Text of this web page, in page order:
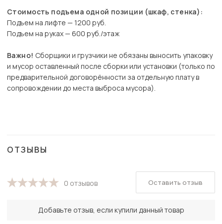
Стоимость подъема одной позиции (шкаф, стенка):
Подъем на лифте — 1200 руб.
Подъем на руках — 600 руб./этаж
Важно! Сборщики и грузчики не обязаны выносить упаковку
и мусор оставленный после сборки или установки (только по
предварительной договорённости за отдельную плату в
сопровождении до места выброса мусора).
ОТЗЫВЫ
0 отзывов
Добавьте отзыв, если купили данный товар
Оставить отзыв